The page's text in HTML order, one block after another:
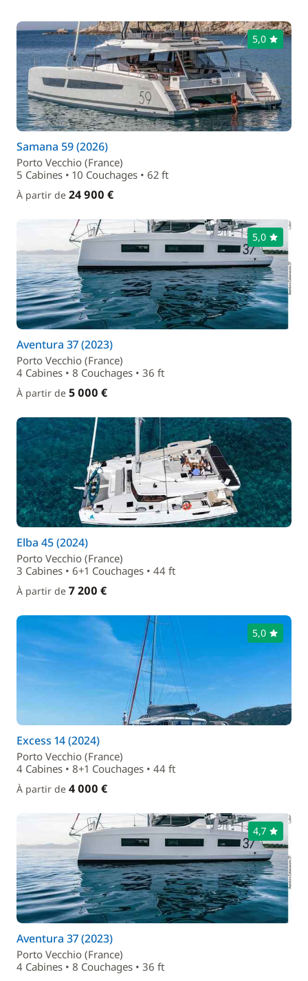
5,0
Samana 59 (2026)
Porto Vecchio (France)
5 Cabines • 10 Couchages • 62 ft
À partir de 24 900 €
5,0
Aventura 37 (2023)
Porto Vecchio (France)
4 Cabines • 8 Couchages • 36 ft
À partir de 5 000 €
Elba 45 (2024)
Porto Vecchio (France)
3 Cabines • 6+1 Couchages • 44 ft
À partir de 7 200 €
5,0
Excess 14 (2024)
Porto Vecchio (France)
4 Cabines • 8+1 Couchages • 44 ft
À partir de 4 000 €
4,7
Aventura 37 (2023)
Porto Vecchio (France)
4 Cabines • 8 Couchages • 36 ft